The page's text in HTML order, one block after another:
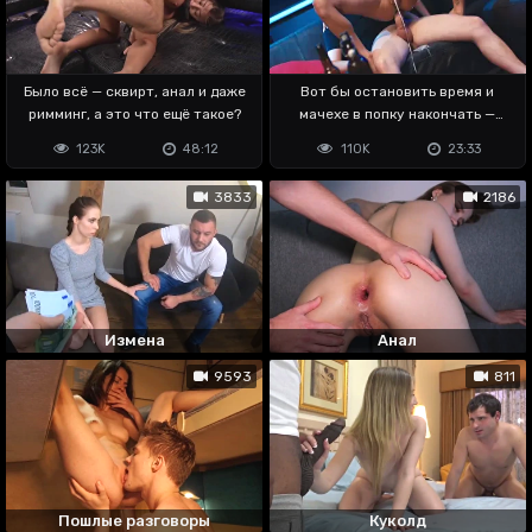
Было всё — сквирт, анал и даже
римминг, а это что ещё такое?
48:12
123K
Вот бы остановить время и
мачехе в попку накончать —
23:33
110K
3833
Измена
2186
Анал
9593
Пошлые разговоры
811
Куколд